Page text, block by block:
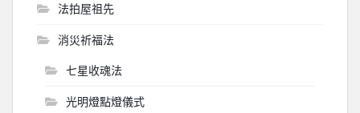
法拍屋祖先
消災祈福法
七星收魂法
光明燈點燈儀式